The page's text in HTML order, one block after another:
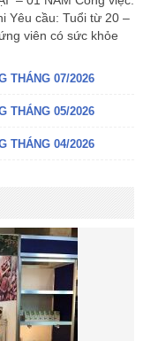
Yêu cầu: Tuổi từ 20 –
viên có sức khỏe
THÁNG 07/2026
THÁNG 05/2026
THÁNG 04/2026